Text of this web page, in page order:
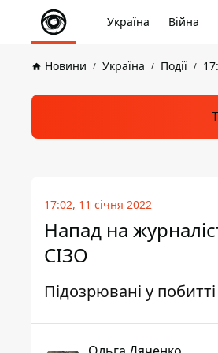
Україна Війна
Новини Україна Події
17:02, 11 січня 2022
Напад на
СІЗО
Підозрювані у